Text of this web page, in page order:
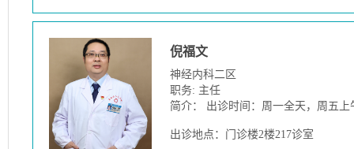
倪福文
神经内科二区
职务: 主任
简介： 出诊时间：周一全天，周五上
出诊地点：门诊楼2楼217诊室